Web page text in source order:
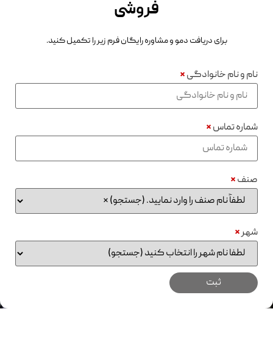
فروشی
برای دریافت دمو و مشاوره رایگان فرم زیر را تکمیل کنید.
نام و نام خانوادگی*
شماره تماس*
صنف*
شهر*